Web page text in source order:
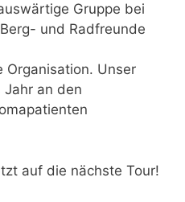
Gruppe bei
und Radfreunde
Organisation. Unser
an den
auf die nächste Tour!